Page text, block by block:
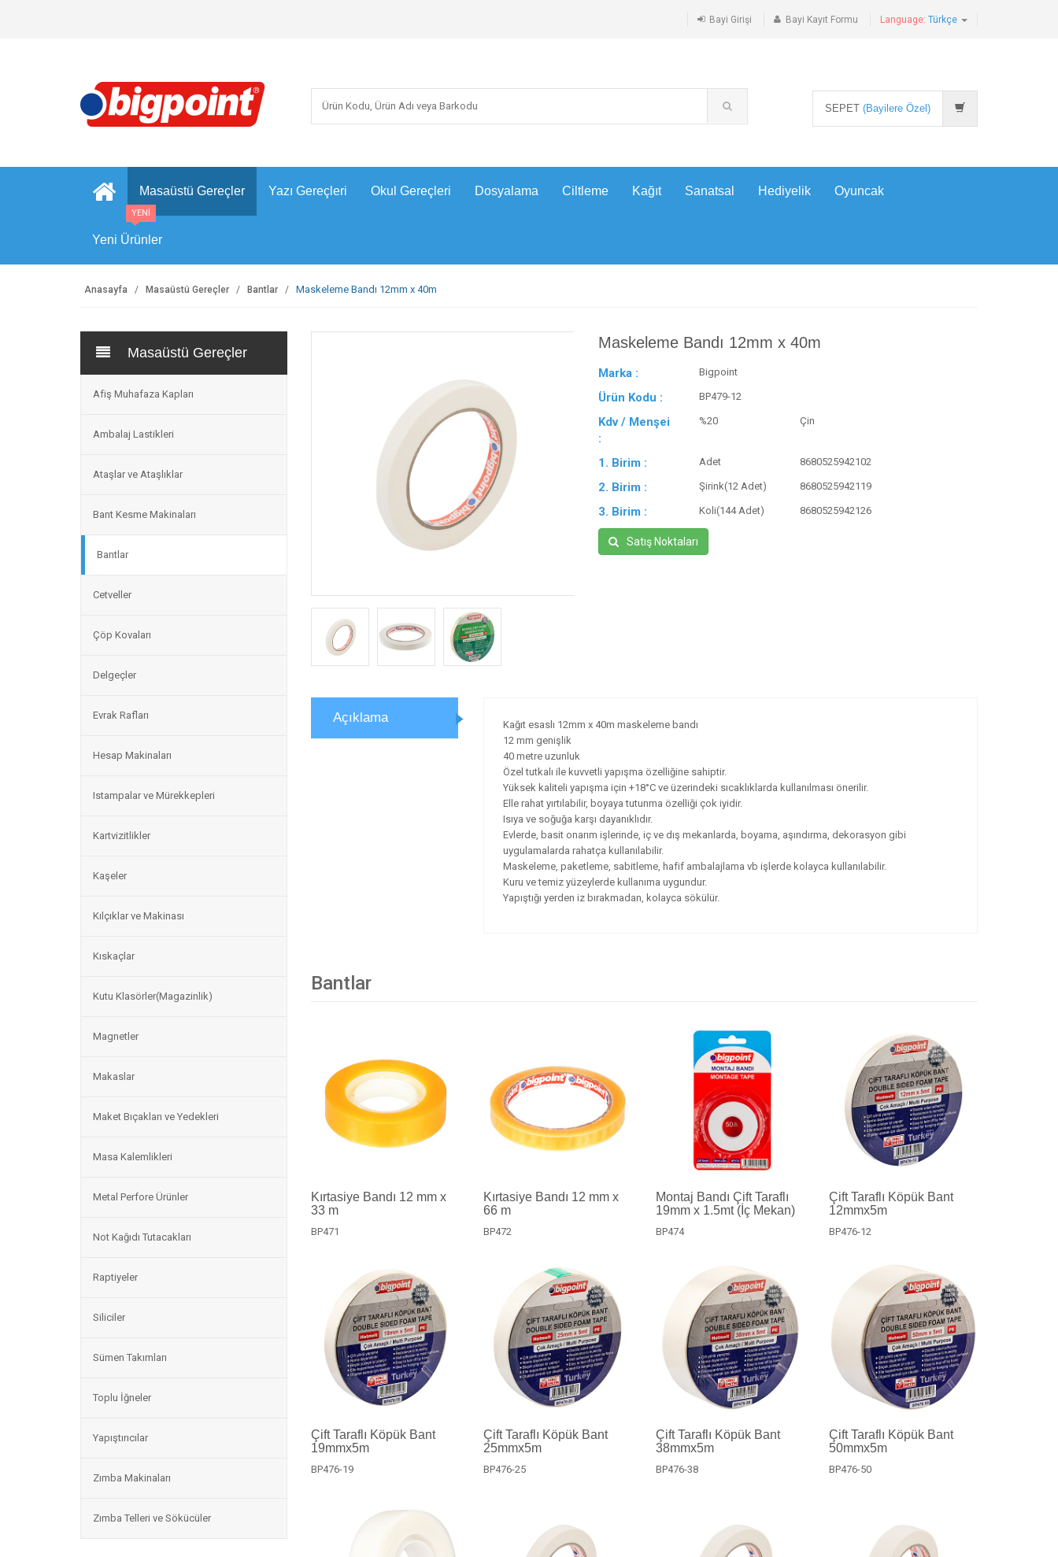
Bayi Girişi Bayi Kayıt Formu Language: Türkçe
SEPET (Bayilere Özel)
Masaüstü Gereçler Yazı Gereçleri Okul Gereçleri Dosyalama Ciltleme Kağıt Sanatsal Hediyelik Oyuncak
Yeni Ürünler
YENİ
Anasayfa Masaüstü Gereçler Bantlar Maskeleme Bandı 12mm x 40m
Masaüstü Gereçler
Afiş Muhafaza Kapları
Ambalaj Lastikleri
Ataşlar ve Ataşlıklar
Bant Kesme Makinaları
Bantlar
Cetveller
Çöp Kovaları
Delgeçler
Evrak Rafları
Hesap Makinaları
Istampalar ve Mürekkepleri
Kartvizitlikler
Kaşeler
Kılçıklar ve Makinası
Kıskaçlar
Kutu Klasörler(Magazinlik)
Magnetler
Makaslar
Maket Bıçakları ve Yedekleri
Masa Kalemlikleri
Metal Perfore Ürünler
Not Kağıdı Tutacakları
Raptiyeler
Siliciler
Sümen Takımları
Toplu İğneler
Yapıştırıcılar
Zımba Makinaları
Zımba Telleri ve Sökücüler
Maskeleme Bandı 12mm x 40m
Marka : Bigpoint
Ürün Kodu : BP479-12
Kdv / Menşei
:
%20 Çin
1. Birim : Adet 8680525942102
2. Birim : Şirink(12 Adet) 8680525942119
3. Birim : Koli(144 Adet) 8680525942126
Satış Noktaları
Açıklama
Kağıt esaslı 12mm x 40m maskeleme bandı
12 mm genişlik
40 metre uzunluk
Özel tutkalı ile kuvvetli yapışma özelliğine sahiptir.
Yüksek kaliteli yapışma için +18°C ve üzerindeki sıcaklıklarda kullanılması önerilir.
Elle rahat yırtılabilir, boyaya tutunma özelliği çok iyidir.
Isıya ve soğuğa karşı dayanıklıdır.
Evlerde, basit onarım işlerinde, iç ve dış mekanlarda, boyama, aşındırma, dekorasyon gibi
uygulamalarda rahatça kullanılabilir.
Maskeleme, paketleme, sabitleme, hafif ambalajlama vb işlerde kolayca kullanılabilir.
Kuru ve temiz yüzeylerde kullanıma uygundur.
Yapıştığı yerden iz bırakmadan, kolayca sökülür.
Bantlar
Kırtasiye Bandı 12 mm x
33 m
BP471
Kırtasiye Bandı 12 mm x
66 m
BP472
Montaj Bandı Çift Taraflı
19mm x 1.5mt (İç Mekan)
BP474
Çift Taraflı Köpük Bant
12mmx5m
BP476-12
Çift Taraflı Köpük Bant
19mmx5m
BP476-19
Çift Taraflı Köpük Bant
25mmx5m
BP476-25
Çift Taraflı Köpük Bant
38mmx5m
BP476-38
Çift Taraflı Köpük Bant
50mmx5m
BP476-50